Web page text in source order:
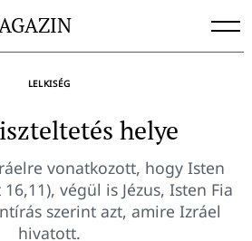
LELKISÉG
helye
vonatkozott, hogy Isten
végül is Jézus, Isten Fia
szerint azt, amire Izráel
hivatott.